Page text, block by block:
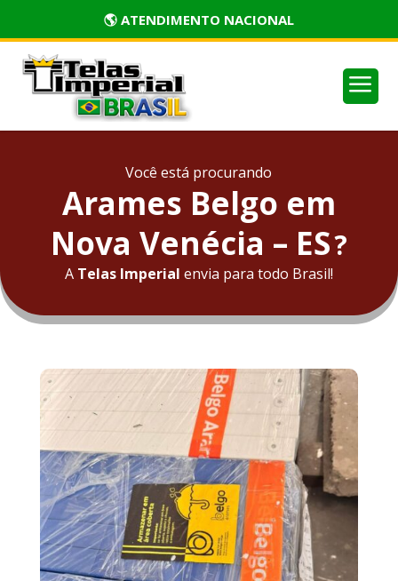
🏅 PRODUTOS CERTIFICADOS
a
Você está procurando
Arames Belgo em
Nova Venécia – ES?
A Telas Imperial envia para todo Brasil!